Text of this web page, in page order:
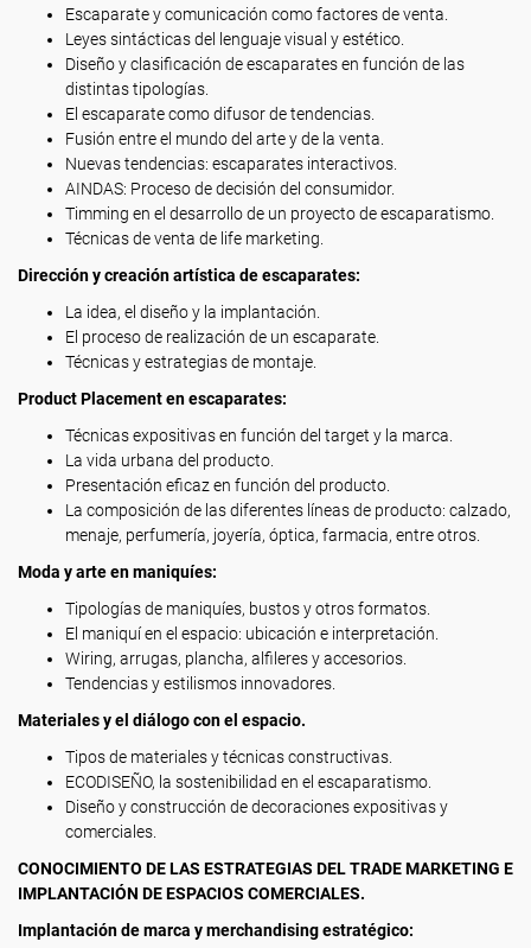
Escaparate y comunicación como factores de venta.
Leyes sintácticas del lenguaje visual y estético.
Diseño y clasificación de escaparates en función de las
distintas tipologías.
El escaparate como difusor de tendencias.
Fusión entre el mundo del arte y de la venta.
Nuevas tendencias: escaparates interactivos.
AINDAS: Proceso de decisión del consumidor.
Timming en el desarrollo de un proyecto de escaparatismo.
Técnicas de venta de life marketing.
Dirección y creación artística de escaparates:
La idea, el diseño y la implantación.
El proceso de realización de un escaparate.
Técnicas y estrategias de montaje.
Product Placement en escaparates:
Técnicas expositivas en función del target y la marca.
La vida urbana del producto.
Presentación eficaz en función del producto.
La composición de las diferentes líneas de producto: calzado,
menaje, perfumería, joyería, óptica, farmacia, entre otros.
Moda y arte en maniquíes:
Tipologías de maniquíes, bustos y otros formatos.
El maniquí en el espacio: ubicación e interpretación.
Wiring, arrugas, plancha, alfileres y accesorios.
Tendencias y estilismos innovadores.
Materiales y el diálogo con el espacio.
Tipos de materiales y técnicas constructivas.
ECODISEÑO, la sostenibilidad en el escaparatismo.
Diseño y construcción de decoraciones expositivas y
comerciales.
CONOCIMIENTO DE LAS ESTRATEGIAS DEL TRADE MARKETING E
IMPLANTACIÓN DE ESPACIOS COMERCIALES.
Implantación de marca y merchandising estratégico: